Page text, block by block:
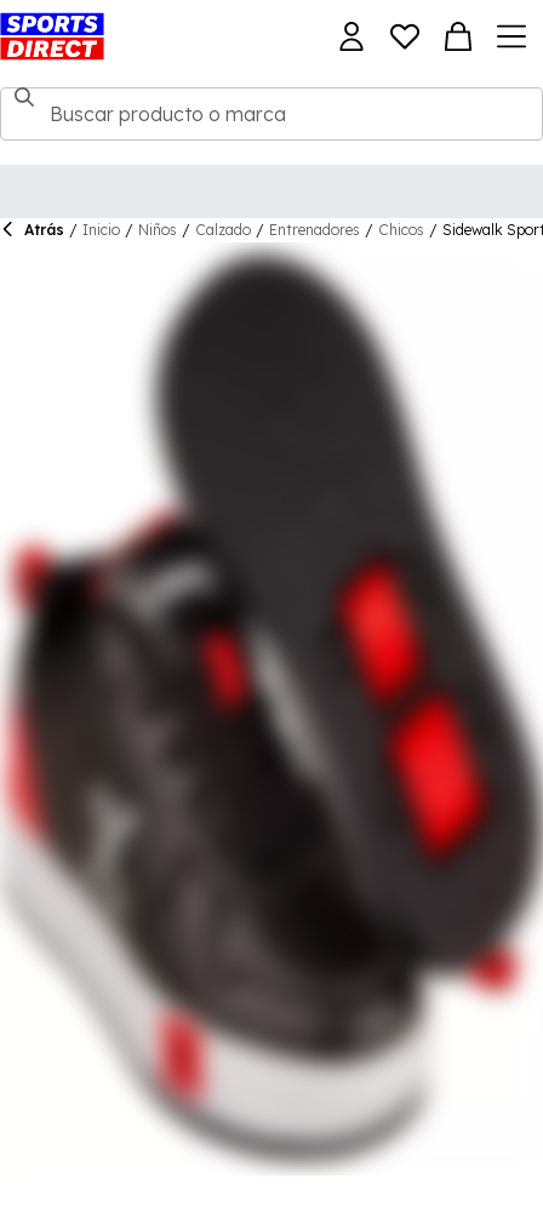
Atrás / Inicio / Niños / Calzado / Entrenadores / Chicos / Sidewalk